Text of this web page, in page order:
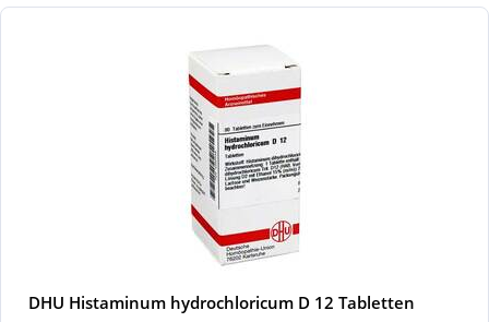
DHU Histaminum hydrochloricum D 12 Tabletten